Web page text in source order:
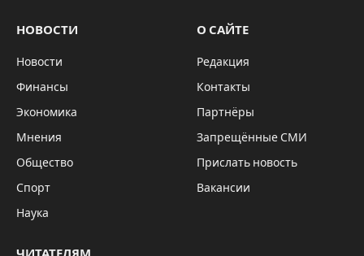
Томск принял ковчег с мощами святой
Матроны Московской. Горожане и гости,